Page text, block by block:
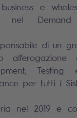
e
nel
di un
per tutti i
nel 2019 e